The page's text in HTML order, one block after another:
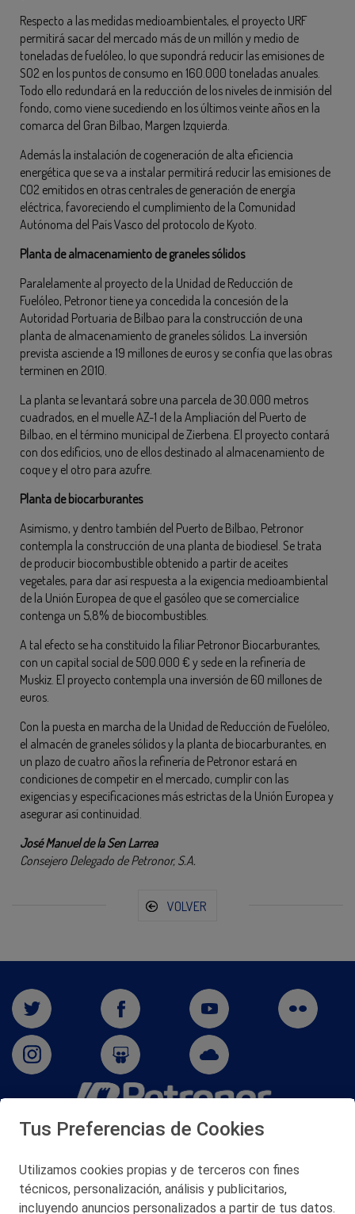
Respecto a las medidas medioambientales, el proyecto URF
permitirá sacar del mercado más de un millón y medio de
toneladas de fuelóleo, lo que supondrá reducir las emisiones de
SO2 en los puntos de consumo en 160.000 toneladas anuales.
Todo ello redundará en la reducción de los niveles de inmisión del
fondo, como viene sucediendo en los últimos veinte años en la
comarca del Gran Bilbao, Margen Izquierda.
Además la instalación de cogeneración de alta eficiencia
energética que se va a instalar permitirá reducir las emisiones de
CO2 emitidos en otras centrales de generación de energía
eléctrica, favoreciendo el cumplimiento de la Comunidad
Autónoma del País Vasco del protocolo de Kyoto.
Planta de almacenamiento de graneles sólidos
Paralelamente al proyecto de la Unidad de Reducción de
Fuelóleo, Petronor tiene ya concedida la concesión de la
Autoridad Portuaria de Bilbao para la construcción de una
planta de almacenamiento de graneles sólidos. La inversión
prevista asciende a 19 millones de euros y se confía que las obras
terminen en 2010.
La planta se levantará sobre una parcela de 30.000 metros
cuadrados, en el muelle AZ-1 de la Ampliación del Puerto de
Bilbao, en el término municipal de Zierbena. El proyecto contará
con dos edificios, uno de ellos destinado al almacenamiento de
coque y el otro para azufre.
Planta de biocarburantes
Asimismo, y dentro también del Puerto de Bilbao, Petronor
contempla la construcción de una planta de biodiesel. Se trata
de producir biocombustible obtenido a partir de aceites
vegetales, para dar así respuesta a la exigencia medioambiental
de la Unión Europea de que el gasóleo que se comercialice
contenga un 5,8% de biocombustibles.
A tal efecto se ha constituido la filiar Petronor Biocarburantes,
con un capital social de 500.000 € y sede en la refinería de
Muskiz. El proyecto contempla una inversión de 60 millones de
euros.
Con la puesta en marcha de la Unidad de Reducción de Fuelóleo,
el almacén de graneles sólidos y la planta de biocarburantes, en
un plazo de cuatro años la refinería de Petronor estará en
condiciones de competir en el mercado, cumplir con las
exigencias y especificaciones más estrictas de la Unión Europea y
asegurar así continuidad.
José Manuel de la Sen Larrea
Consejero Delegado de Petronor, S.A.
VOLVER
San Martín 5-Edificio Muñatones,
© 2026 Petronor S.A.
Tus Preferencias de Cookies
Utilizamos cookies propias y de terceros con fines
técnicos, personalización, análisis y publicitarios,
incluyendo anuncios personalizados a partir de tus datos.